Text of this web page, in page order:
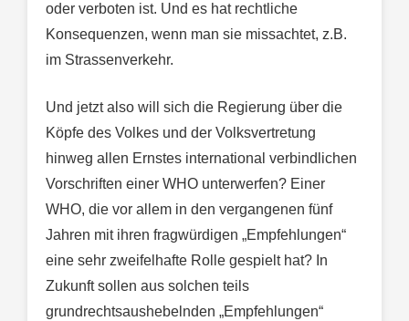
oder verboten ist. Und es hat rechtliche
Konsequenzen, wenn man sie missachtet, z.B.
im Strassenverkehr.
Und jetzt also will sich die Regierung über die
Köpfe des Volkes und der Volksvertretung
hinweg allen Ernstes international verbindlichen
Vorschriften einer WHO unterwerfen? Einer
WHO, die vor allem in den vergangenen fünf
Jahren mit ihren fragwürdigen „Empfehlungen“
eine sehr zweifelhafte Rolle gespielt hat? In
Zukunft sollen aus solchen teils
grundrechtsaushebelnden „Empfehlungen“